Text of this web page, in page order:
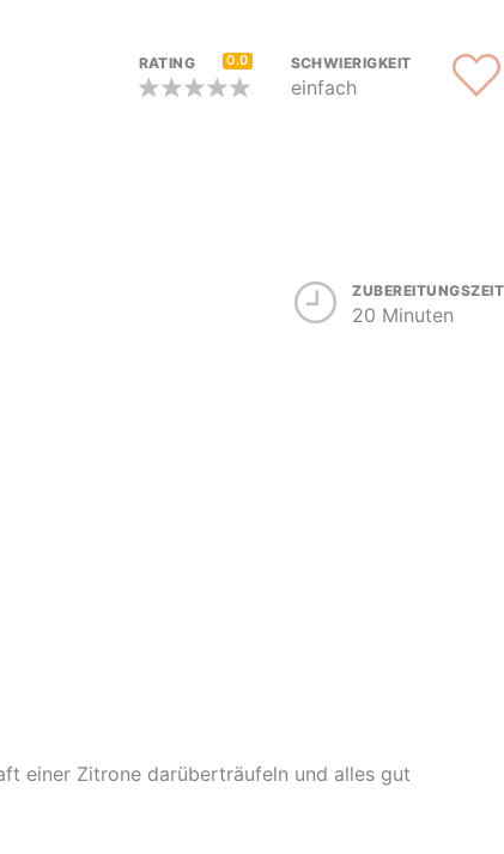
RATING 0.0 SCHWIERIGKEIT
einfach
ZUBEREITUNGSZEIT
20 Minuten
einer Zitrone darüberträufeln und alles gut